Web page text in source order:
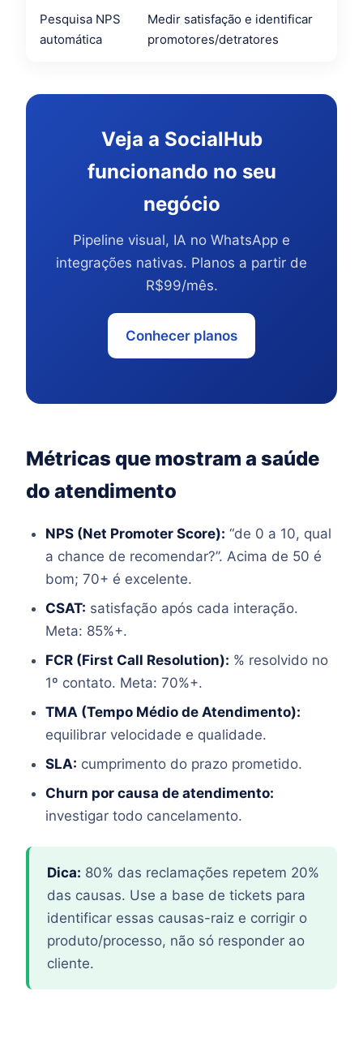
Pesquisa NPS
automática
Medir satisfação e identificar
promotores/detratores
Veja a SocialHub
funcionando no seu
negócio
Pipeline visual, IA no WhatsApp e
integrações nativas. Planos a partir de
R$99/mês.
Conhecer planos
Métricas que mostram a saúde
do atendimento
NPS (Net Promoter Score): “de 0 a 10, qual
a chance de recomendar?”. Acima de 50 é
bom; 70+ é excelente.
CSAT: satisfação após cada interação.
Meta: 85%+.
FCR (First Call Resolution): % resolvido no
1º contato. Meta: 70%+.
TMA (Tempo Médio de Atendimento):
equilibrar velocidade e qualidade.
SLA: cumprimento do prazo prometido.
Churn por causa de atendimento:
investigar todo cancelamento.
Dica: 80% das reclamações repetem 20%
das causas. Use a base de tickets para
identificar essas causas-raiz e corrigir o
produto/processo, não só responder ao
cliente.